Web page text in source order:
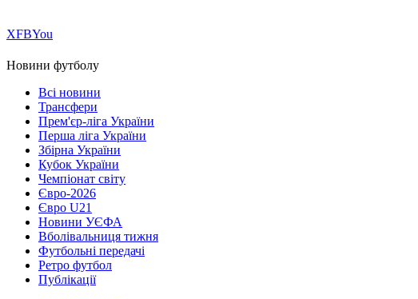
ХFBYou
Новини футболу
Всі новини
Трансфери
Прем'єр-ліга України
Перша ліга України
Збірна України
Кубок України
Чемпіонат світу
Євро-2026
Євро U21
Новини УЄФА
Вболівальниця тижня
Футбольні передачі
Ретро футбол
Публікації